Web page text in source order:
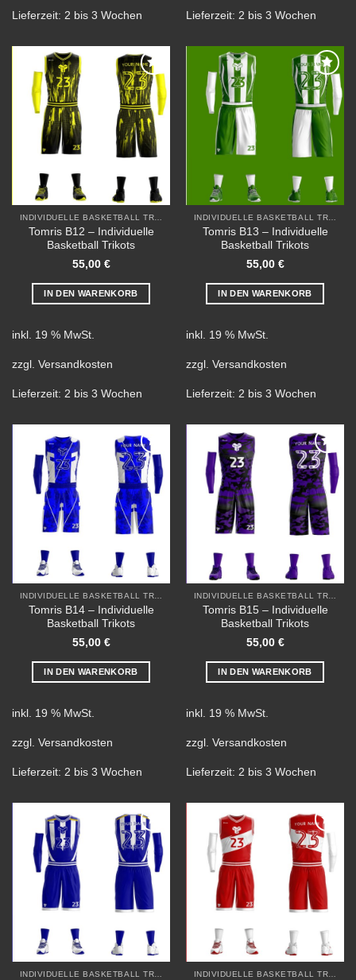
Lieferzeit: 2 bis 3 Wochen Lieferzeit: 2 bis 3 Wochen
Add to
wishlist
Tomris B12 – Individuelle
Basketball Trikots
55,00 €
IN DEN WARENKORB
inkl. 19 % MwSt.
zzgl. Versandkosten
Lieferzeit: 2 bis 3 Wochen
Add to
wishlist
Tomris B13 – Individuelle
Basketball Trikots
55,00 €
IN DEN WARENKORB
inkl. 19 % MwSt.
zzgl. Versandkosten
Lieferzeit: 2 bis 3 Wochen
Add to
wishlist
Tomris B14 – Individuelle
Basketball Trikots
55,00 €
IN DEN WARENKORB
inkl. 19 % MwSt.
zzgl. Versandkosten
Lieferzeit: 2 bis 3 Wochen
Add to
wishlist
Tomris B15 – Individuelle
Basketball Trikots
55,00 €
IN DEN WARENKORB
inkl. 19 % MwSt.
zzgl. Versandkosten
Lieferzeit: 2 bis 3 Wochen
Add to
wishlist
Add to
wishlist